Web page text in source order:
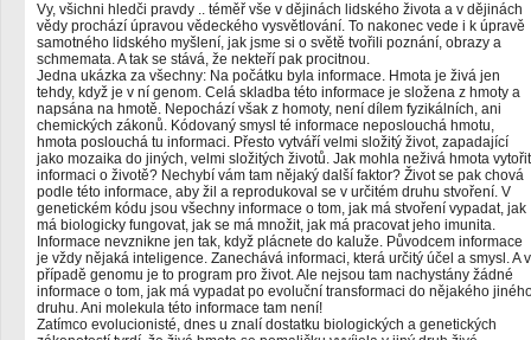
Vy, všichni hledči pravdy .. téměř vše v dějinách lidského života a v dějinách
vědy prochází úpravou vědeckého vysvětlování. To nakonec vede i k úpravě
samotného lidského myšlení, jak jsme si o světě tvořili poznání, obrazy a
schmemata. A tak se stává, že nekteří pak procitnou.
Jedna ukázka za všechny: Na počátku byla informace. Hmota je živá jen
tehdy, když je v ní genom. Celá skladba této informace je složena z hmoty a
napsána na hmotě. Nepochází však z homoty, není dílem fyzikálních, ani
chemických zákonů. Kódovaný smysl té informace neposlouchá hmotu,
hmota poslouchá tu informaci. Přesto vytváří velmi složitý život, zapadající
jako mozaika do jiných, velmi složitých životů. Jak mohla neživá hmota vytořit
informaci o životě? Nechybí vám tam nějaký další faktor? Život se pak chová
podle této informace, aby žil a reprodukoval se v určitém druhu stvoření. V
genetickém kódu jsou všechny informace o tom, jak má stvoření vypadat, jak
má biologicky fungovat, jak se má množit, jak má pracovat jeho imunita.
Informace nevznikne jen tak, když plácnete do kaluže. Původcem informace
je vždy nějaká inteligence. Zanechává informaci, která určitý účel a smysl. A v
případě genomu je to program pro život. Ale nejsou tam nachystány žádné
informace o tom, jak má vypadat po evoluční transformaci do nějakého
druhu. Ani molekula této informace tam není!
Zatímco evolucionisté, dnes u znalí dostatku biologických a genetických